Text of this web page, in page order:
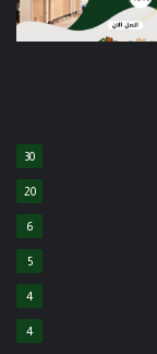
30
20
6
5
4
4